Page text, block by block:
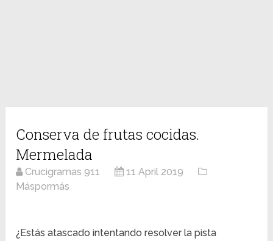
Conserva de frutas cocidas.
Mermelada
Crucigramas 911
11 April 2019
Máspormás
¿Estás atascado intentando resolver la pista